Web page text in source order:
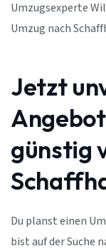
Umzugsexperte
Umzug nach
Jetzt
günstig
Du planst einen
bist auf der Suche